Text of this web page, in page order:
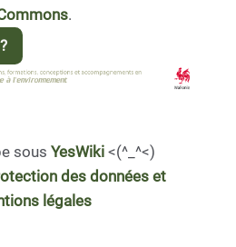
.
sous YesWiki <(^_^<)
des données et
légales